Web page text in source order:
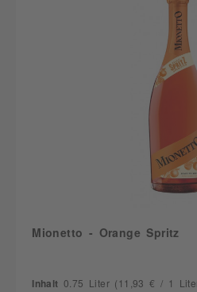
Mionetto - Orange Spritz
Inhalt 0.75 Liter (11,93 € / 1